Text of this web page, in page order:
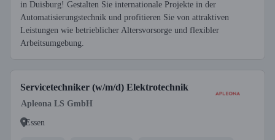
in Duisburg! Gestalten Sie internationale Projekte in der
Automatisierungstechnik und profitieren Sie von attraktiven
Leistungen wie betrieblicher Altersvorsorge und flexibler
Arbeitsumgebung.
Servicetechniker (w/m/d) Elektrotechnik
Apleona LS GmbH
Essen